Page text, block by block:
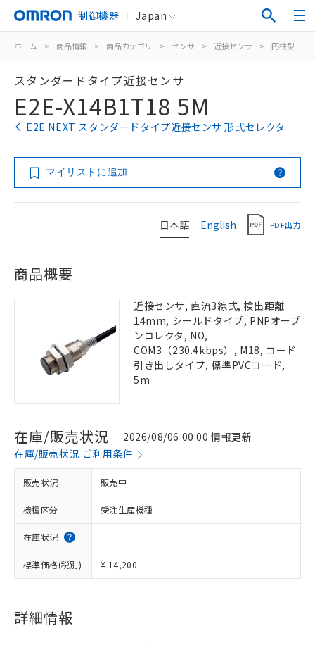
制御機器 Japan
ホーム > 商品情報 > 商品カテゴリ > センサ > 近接センサ > 円柱型
スタンダードタイプ近接センサ
E2E-X14B1T18 5M
E2E NEXT スタンダードタイプ近接センサ 形式セレクタ
マイリストに追加
日本語 English PDF出力
商品概要
近接センサ, 直流3線式, 検出距離
14mm, シールドタイプ, PNPオープ
ンコレクタ, NO,
COM3（230.4kbps）, M18, コード
引き出しタイプ, 標準PVCコード,
5m
在庫/販売状況
2026/08/06 00:00 情報更新
在庫/販売状況 ご利用条件
販売状況 販売中
機種区分 受注生産機種
在庫状況
標準価格(税別) ¥ 14,200
詳細情報